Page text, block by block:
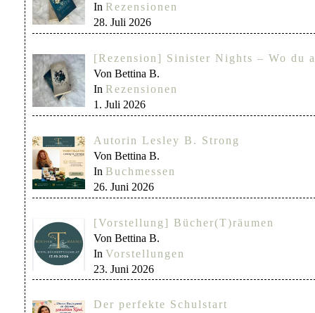
In Rezensionen
28. Juli 2026
[Rezension] Sinister Nights – Wo du
Von Bettina B.
In Rezensionen
1. Juli 2026
Autorin Lesley B. Strong
Von Bettina B.
In Buchmessen
26. Juni 2026
[Vorstellung] Bücher(T)räumen
Von Bettina B.
In Vorstellungen
23. Juni 2026
Der perfekte Schulstart